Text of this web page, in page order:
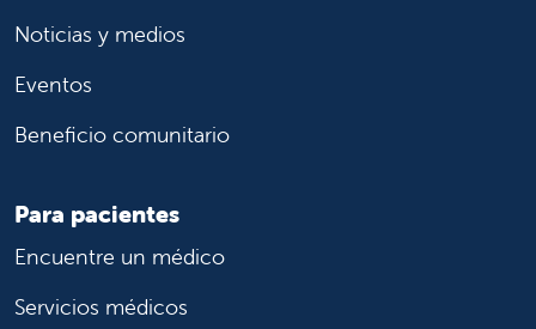
Noticias y medios
Eventos
Beneficio comunitario
Para pacientes
Encuentre un médico
Servicios médicos